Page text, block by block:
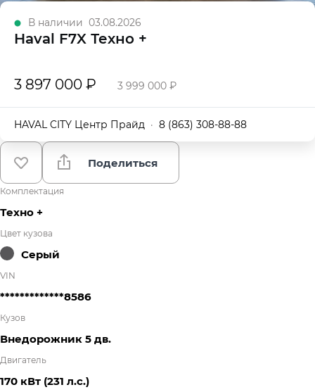
В наличии 03.08.2026
Haval F7X Техно +
3 897 000 ₽ 3 999 000 ₽
HAVAL CITY Центр Прайд · 8 (863) 308-88-88
Поделиться
Комплектация
Техно +
Цвет кузова
Серый
VIN
*************8586
Кузов
Внедорожник 5 дв.
Двигатель
170 кВт (231 л.с.)